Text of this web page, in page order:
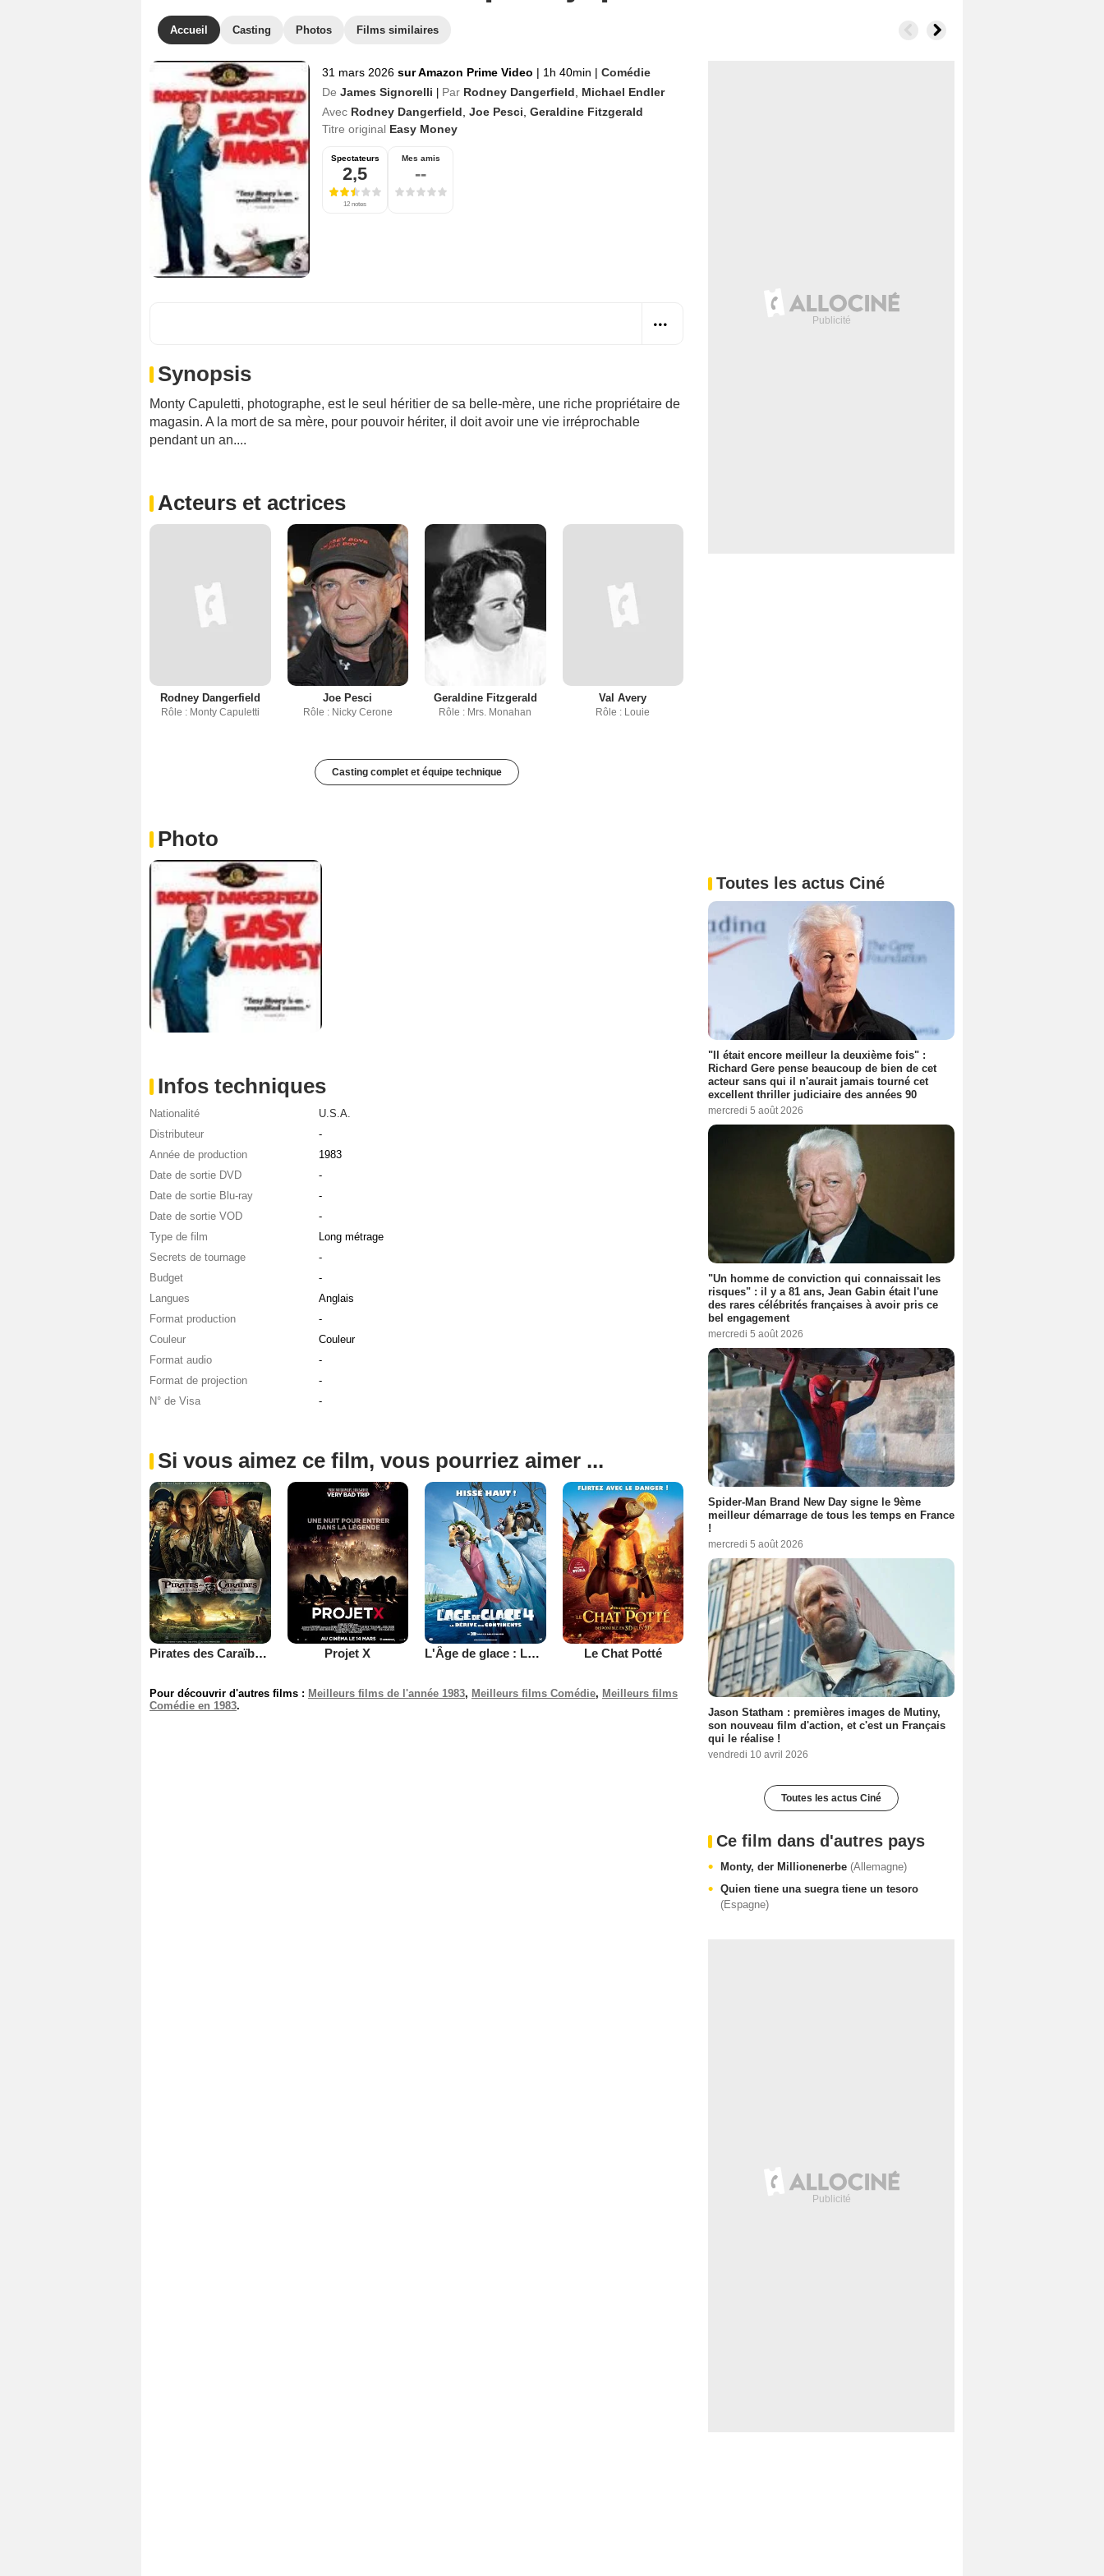
Accueil Casting Photos Films similaires
31 mars 2026 sur Amazon Prime Video | 1h 40min | Comédie
De James Signorelli Par Rodney Dangerfield
Michael Endler
Avec Rodney Dangerfield Joe Pesci Geraldine Fitzgerald
Titre original Easy Money
Spectateurs
2,5
12 notes
Mes amis
--
Synopsis
Monty Capuletti, photographe, est le seul héritier de sa belle-mère, une riche propriétaire de
magasin. A la mort de sa mère, pour pouvoir hériter, il doit avoir une vie irréprochable
pendant un an....
Acteurs et actrices
Rodney Dangerfield
Rôle : Monty Capuletti
Joe Pesci
Rôle : Nicky Cerone
Geraldine Fitzgerald
Rôle : Mrs. Monahan
Val Avery
Rôle : Louie
Casting complet et équipe technique
Photo
Infos techniques
Nationalité
U.S.A.
Distributeur
-
Année de production
1983
Date de sortie DVD
-
Date de sortie Blu-ray
-
Date de sortie VOD
-
Type de film
Long métrage
Secrets de tournage
-
Budget
-
Langues
Anglais
Format production
-
Couleur
Couleur
Format audio
-
Format de projection
-
N° de Visa
-
Si vous aimez ce film, vous pourriez aimer ...
Pirates des Caraïbes : la Fontaine de Jouvence Projet X L'Âge de glace : La dérive des continents Le Chat Potté
Pour découvrir d'autres films : Meilleurs films de l'année 1983, Meilleurs films Comédie, Meilleurs films
Comédie en 1983.
Toutes les actus Ciné
"Il était encore meilleur la deuxième fois" :
Richard Gere pense beaucoup de bien de cet
acteur sans qui il n'aurait jamais tourné cet
excellent thriller judiciaire des années 90
mercredi 5 août 2026
"Un homme de conviction qui connaissait les
risques" : il y a 81 ans, Jean Gabin était l'une
des rares célébrités françaises à avoir pris ce
bel engagement
mercredi 5 août 2026
Spider-Man Brand New Day signe le 9ème
meilleur démarrage de tous les temps en France
!
mercredi 5 août 2026
Jason Statham : premières images de Mutiny,
son nouveau film d'action, et c'est un Français
qui le réalise !
vendredi 10 avril 2026
Toutes les actus Ciné
Ce film dans d'autres pays
Monty, der Millionenerbe (Allemagne)
Quien tiene una suegra tiene un tesoro
(Espagne)